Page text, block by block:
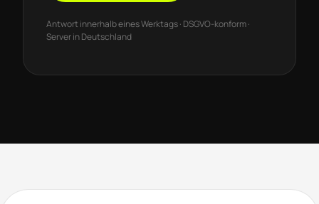
Antwort innerhalb eines Werktags · DSGVO-konform ·
Server in Deutschland